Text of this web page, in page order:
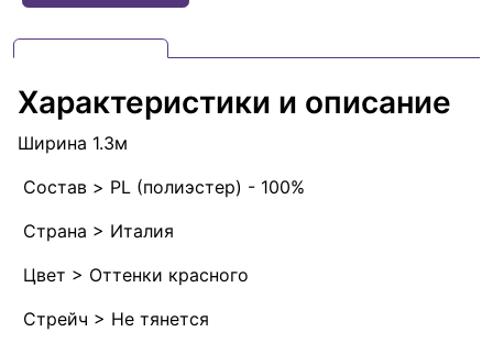
Характеристики и описание
Ширина 1.3м
Состав > PL (полиэстер) - 100%
Страна > Италия
Цвет > Оттенки красного
Стрейч > Не тянется